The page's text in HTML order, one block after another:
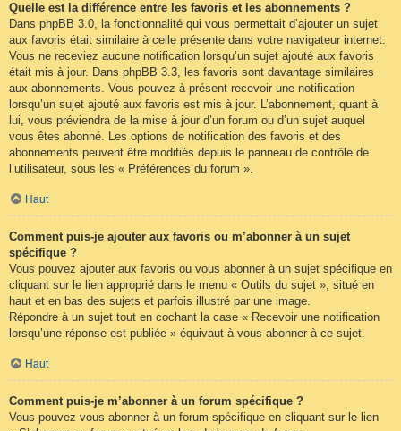
Quelle est la différence entre les favoris et les abonnements ?
Dans phpBB 3.0, la fonctionnalité qui vous permettait d’ajouter un sujet
aux favoris était similaire à celle présente dans votre navigateur internet.
Vous ne receviez aucune notification lorsqu’un sujet ajouté aux favoris
était mis à jour. Dans phpBB 3.3, les favoris sont davantage similaires
aux abonnements. Vous pouvez à présent recevoir une notification
lorsqu’un sujet ajouté aux favoris est mis à jour. L’abonnement, quant à
lui, vous préviendra de la mise à jour d’un forum ou d’un sujet auquel
vous êtes abonné. Les options de notification des favoris et des
abonnements peuvent être modifiés depuis le panneau de contrôle de
l’utilisateur, sous les « Préférences du forum ».
Haut
Comment puis-je ajouter aux favoris ou m’abonner à un sujet
spécifique ?
Vous pouvez ajouter aux favoris ou vous abonner à un sujet spécifique en
cliquant sur le lien approprié dans le menu « Outils du sujet », situé en
haut et en bas des sujets et parfois illustré par une image.
Répondre à un sujet tout en cochant la case « Recevoir une notification
lorsqu’une réponse est publiée » équivaut à vous abonner à ce sujet.
Haut
Comment puis-je m’abonner à un forum spécifique ?
Vous pouvez vous abonner à un forum spécifique en cliquant sur le lien